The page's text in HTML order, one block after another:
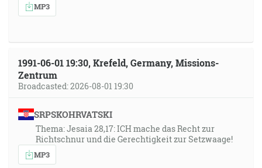
MP3
1991-06-01 19:30, Krefeld, Germany, Missions-
Zentrum
Broadcasted: 2026-08-01 19:30
SRPSKOHRVATSKI
Thema: Jesaia 28,17: ICH mache das Recht zur
Richtschnur und die Gerechtigkeit zur Setzwaage!
MP3